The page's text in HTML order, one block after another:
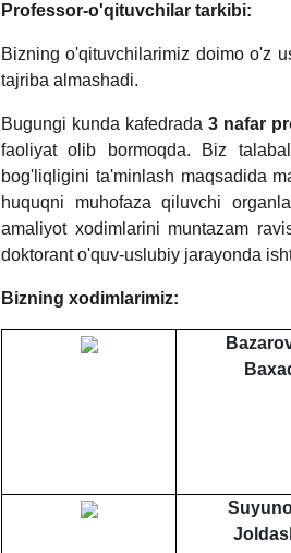
Professor-o'qituvchilar tarkibi:
Bizning o'qituvchilarimiz doimo o'z
tajriba almashadi.
Bugungi kunda kafedrada3 nafar
faoliyat olib bormoqda. Biz
bog'liqligini ta'minlash maqsadida
huquqni muhofaza qiluvchi
amaliyot xodimlarini muntazam
doktorant o'quv-uslubiy jarayonda
Bizning xodimlarimiz: